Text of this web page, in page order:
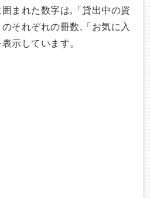
まれた数字は,「貸出中の資
それぞれの冊数,「お気に入
示しています。